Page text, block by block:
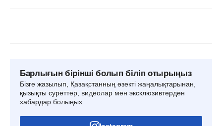
Барлығын бірінші болып біліп отырыңыз
Бізге жазылып, Қазақстанның өзекті жаңалықтарынан,
қызықты суреттер, видеолар мен эксклюзивтерден
хабардар болыңыз.